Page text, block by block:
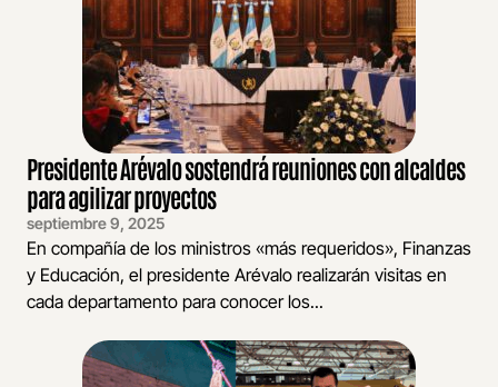
Presidente Arévalo sostendrá reuniones con alcaldes
para agilizar proyectos
septiembre 9, 2025
En compañía de los ministros «más requeridos», Finanzas
y Educación, el presidente Arévalo realizarán visitas en
cada departamento para conocer los...